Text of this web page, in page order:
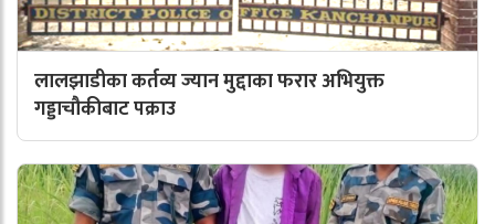
लालझाडीका कर्तव्य ज्यान मुद्दाका फरार अभियुक्त
गड्डाचौकीबाट पक्राउ